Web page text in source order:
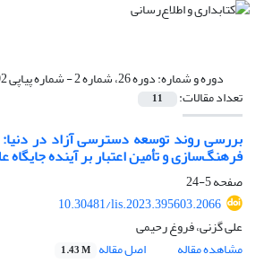
دوره و شماره:دوره 26، شماره 2 - شماره پیاپی 102، تابستان 1402
تعداد مقالات: 11
بررسی روند توسعه دسترسی آزاد در
فرهنگ‌سازی و تأمین اعتبار بر آینده جایگاه
صفحه5-24
10.30481/lis.2023.395603.2066
علی گزنی، فروغ رحیمی
مشاهده مقاله
اصل مقاله 1.43 M